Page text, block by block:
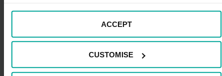
ACCEPT
CUSTOMISE
limícolas y otros pájaros, de modo que visitarlo en esta
época del año nos permitirá contemplar este magnífico
observación de aves, en el parque se pueden realizar
varias rutas a pie o en bici, visitas guiadas y paseos a